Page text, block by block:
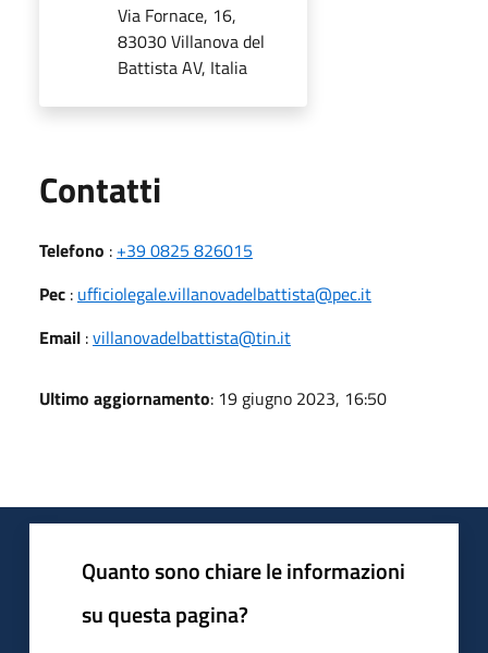
Via Fornace, 16,
83030 Villanova del
Battista AV, Italia
Contatti
Telefono : +39 0825 826015
Pec : ufficiolegale.villanovadelbattista@pec.it
Email :villanovadelbattista@tin.it
Ultimo aggiornamento: 19 giugno 2023, 16:50
Quanto sono chiare le informazioni
su questa pagina?